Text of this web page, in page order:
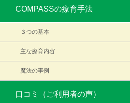
COMPASSの療育手法
３つの基本
主な療育内容
魔法の事例
口コミ（ご利用者の声）